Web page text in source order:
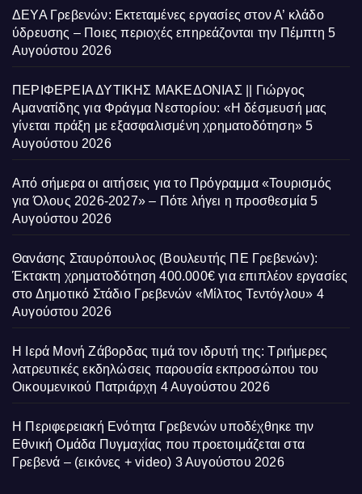
ΔΕΥΑ Γρεβενών: Εκτεταμένες εργασίες στον Α’ κλάδο
ύδρευσης – Ποιες περιοχές επηρεάζονται την Πέμπτη 5
Αυγούστου 2026
ΠΕΡΙΦΕΡΕΙΑ ΔΥΤΙΚΗΣ ΜΑΚΕΔΟΝΙΑΣ || Γιώργος
Αμανατίδης για Φράγμα Νεστορίου: «Η δέσμευσή μας
γίνεται πράξη με εξασφαλισμένη χρηματοδότηση» 5
Αυγούστου 2026
Από σήμερα οι αιτήσεις για το Πρόγραμμα «Τουρισμός
για Όλους 2026-2027» – Πότε λήγει η προσθεσμία 5
Αυγούστου 2026
Θανάσης Σταυρόπουλος (Βουλευτής ΠΕ Γρεβενών):
Έκτακτη χρηματοδότηση 400.000€ για επιπλέον εργασίες
στο Δημοτικό Στάδιο Γρεβενών «Μίλτος Τεντόγλου» 4
Αυγούστου 2026
Η Ιερά Μονή Ζάβορδας τιμά τον ιδρυτή της: Τριήμερες
λατρευτικές εκδηλώσεις παρουσία εκπροσώπου του
Οικουμενικού Πατριάρχη 4 Αυγούστου 2026
Η Περιφερειακή Ενότητα Γρεβενών υποδέχθηκε την
Εθνική Ομάδα Πυγμαχίας που προετοιμάζεται στα
Γρεβενά – (εικόνες + video) 3 Αυγούστου 2026